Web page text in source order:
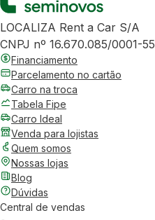
LOCALIZA Rent a Car S/A
CNPJ nº 16.670.085/0001-55
Financiamento
Parcelamento no cartão
Carro na troca
Tabela Fipe
Carro Ideal
Venda para lojistas
Quem somos
Nossas lojas
Blog
Dúvidas
Central de vendas